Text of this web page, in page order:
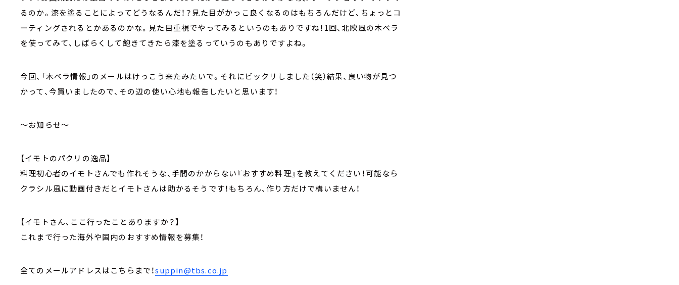
るのか。漆を塗ることによってどうなるんだ！？見た目がかっこ良くなるのはもちろんだけど、ちょっとコ
ーティングされるとかあるのかな。見た目重視でやってみるというのもありですね！1回、北欧風の木ベラ
を使ってみて、しばらくして飽きてきたら漆を塗るっていうのもありですよね。
今回、「木ベラ情報」のメールはけっこう来たみたいで。それにビックリしました（笑）結果、良い物が見つ
かって、今買いましたので、その辺の使い心地も報告したいと思います！
～お知らせ～
【イモトのパクリの逸品】
料理初心者のイモトさんでも作れそうな、手間のかからない『おすすめ料理』を教えてください！可能なら
クラシル風に動画付きだとイモトさんは助かるそうです！もちろん、作り方だけで構いません！
【イモトさん、ここ行ったことありますか？】
これまで行った海外や国内のおすすめ情報を募集！
全てのメールアドレスはこちらまで！suppin@tbs.co.jp